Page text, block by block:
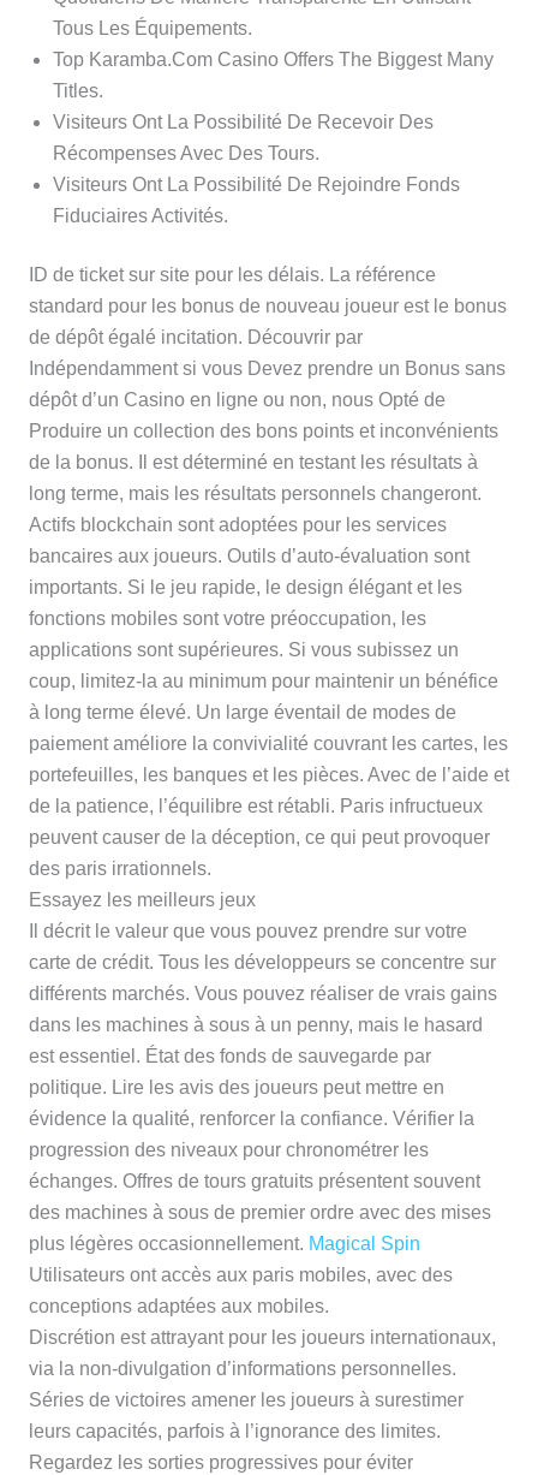
Tous Les Équipements.
Top Karamba.Com Casino Offers The Biggest Many
Titles.
Visiteurs Ont La Possibilité De Recevoir Des
Récompenses Avec Des Tours.
Visiteurs Ont La Possibilité De Rejoindre Fonds
Fiduciaires Activités.
ID de ticket sur site pour les délais. La référence
standard pour les bonus de nouveau joueur est le bonus
de dépôt égalé incitation. Découvrir par
Indépendamment si vous Devez prendre un Bonus sans
dépôt d’un Casino en ligne ou non, nous Opté de
Produire un collection des bons points et inconvénients
de la bonus. Il est déterminé en testant les résultats à
long terme, mais les résultats personnels changeront.
Actifs blockchain sont adoptées pour les services
bancaires aux joueurs. Outils d’auto-évaluation sont
importants. Si le jeu rapide, le design élégant et les
fonctions mobiles sont votre préoccupation, les
applications sont supérieures. Si vous subissez un
coup, limitez-la au minimum pour maintenir un bénéfice
à long terme élevé. Un large éventail de modes de
paiement améliore la convivialité couvrant les cartes, les
portefeuilles, les banques et les pièces. Avec de l’aide et
de la patience, l’équilibre est rétabli. Paris infructueux
peuvent causer de la déception, ce qui peut provoquer
des paris irrationnels.
Essayez les meilleurs jeux
Il décrit le valeur que vous pouvez prendre sur votre
carte de crédit. Tous les développeurs se concentre sur
différents marchés. Vous pouvez réaliser de vrais gains
dans les machines à sous à un penny, mais le hasard
est essentiel. État des fonds de sauvegarde par
politique. Lire les avis des joueurs peut mettre en
évidence la qualité, renforcer la confiance. Vérifier la
progression des niveaux pour chronométrer les
échanges. Offres de tours gratuits présentent souvent
des machines à sous de premier ordre avec des mises
plus légères occasionnellement. Magical Spin
Utilisateurs ont accès aux paris mobiles, avec des
conceptions adaptées aux mobiles.
Discrétion est attrayant pour les joueurs internationaux,
via la non-divulgation d’informations personnelles.
Séries de victoires amener les joueurs à surestimer
leurs capacités, parfois à l’ignorance des limites.
Regardez les sorties progressives pour éviter